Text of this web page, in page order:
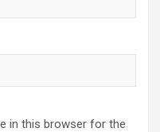
in this browser for the